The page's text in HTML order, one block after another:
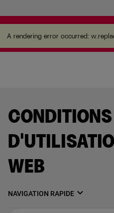
A rendering error
function.
A rendering error occurred:
CONDITIONS
WEB
expand_more